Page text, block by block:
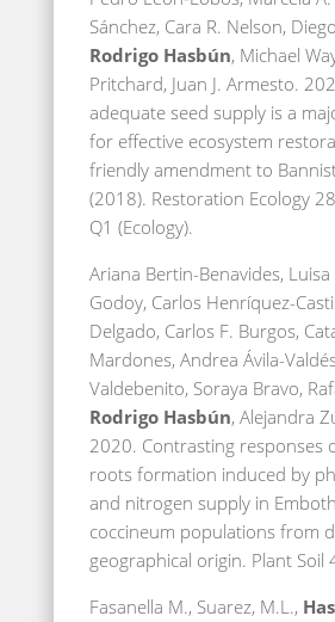
Sánchez, Cara R. Nelson,
Rodrigo Hasbún, Michael
Pritchard, Juan J. Armesto.
adequate seed supply is a
for effective ecosystem
friendly amendment to
(2018). Restoration Ecology
Q1 (Ecology).
Ariana Bertin-Benavides,
Godoy, Carlos Henríquez-
Delgado, Carlos F. Burgos,
Mardones, Andrea Ávila-
Valdebenito, Soraya Bravo,
Rodrigo Hasbún, Alejandra
2020. Contrasting responses
roots formation induced by
and nitrogen supply in
coccineum populations from
geographical origin. Plant Soil
Fasanella M., Suarez, M.L.,